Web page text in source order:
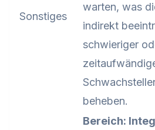
Sonstiges
warten, was
indirekt
schwieriger
beheben.
Bereich: